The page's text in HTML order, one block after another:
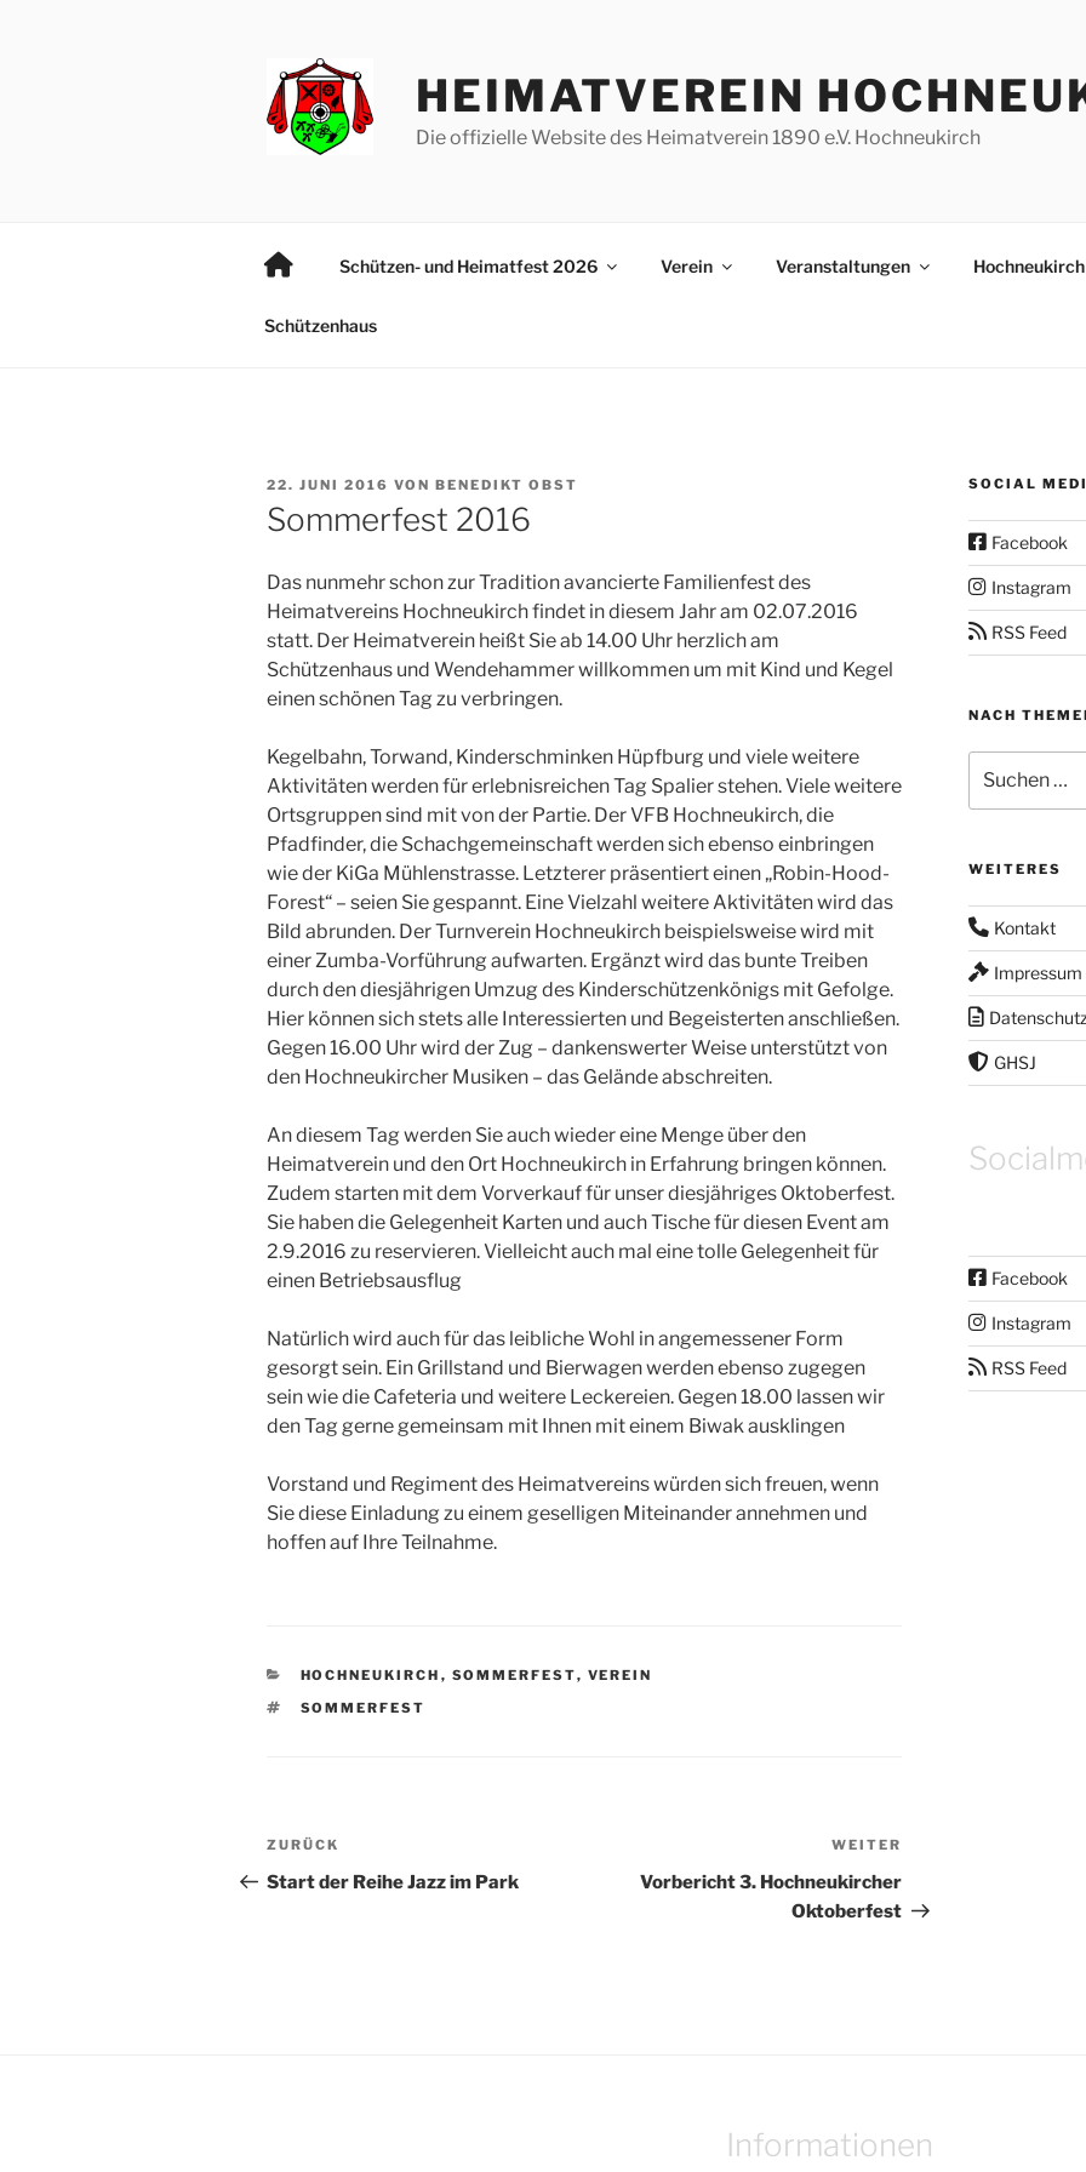
HEIMATVEREIN
Die offizielle Website des Heimatverein 1890 e.V. Hochneukirch
S
a
e
Schützen- und Heimatfest 2026 Verein Veranstaltungen Hochneukirch
Schützenhaus
VERÖFFENTLICHT
AM
22. JUNI 2016 VON BENEDIKT OBST
Sommerfest 2016
Das nunmehr schon zur Tradition avancierte Familienfest des
Heimatvereins Hochneukirch findet in diesem Jahr am 02.07.2016
statt. Der Heimatverein heißt Sie ab 14.00 Uhr herzlich am
Schützenhaus und Wendehammer willkommen um mit Kind und Kegel
einen schönen Tag zu verbringen.
Kegelbahn, Torwand, Kinderschminken Hüpfburg und viele weitere
Aktivitäten werden für erlebnisreichen Tag Spalier stehen. Viele weitere
Ortsgruppen sind mit von der Partie. Der VFB Hochneukirch, die
Pfadfinder, die Schachgemeinschaft werden sich ebenso einbringen
wie der KiGa Mühlenstrasse. Letzterer präsentiert einen „Robin-Hood-
Forest“ – seien Sie gespannt. Eine Vielzahl weitere Aktivitäten wird das
Bild abrunden. Der Turnverein Hochneukirch beispielsweise wird mit
einer Zumba-Vorführung aufwarten. Ergänzt wird das bunte Treiben
durch den diesjährigen Umzug des Kinderschützenkönigs mit Gefolge.
Hier können sich stets alle Interessierten und Begeisterten anschließen.
Gegen 16.00 Uhr wird der Zug – dankenswerter Weise unterstützt von
den Hochneukircher Musiken – das Gelände abschreiten.
An diesem Tag werden Sie auch wieder eine Menge über den
Heimatverein und den Ort Hochneukirch in Erfahrung bringen können.
Zudem starten mit dem Vorverkauf für unser diesjähriges Oktoberfest.
Sie haben die Gelegenheit Karten und auch Tische für diesen Event am
2.9.2016 zu reservieren. Vielleicht auch mal eine tolle Gelegenheit für
einen Betriebsausflug
Natürlich wird auch für das leibliche Wohl in angemessener Form
gesorgt sein. Ein Grillstand und Bierwagen werden ebenso zugegen
sein wie die Cafeteria und weitere Leckereien. Gegen 18.00 lassen wir
den Tag gerne gemeinsam mit Ihnen mit einem Biwak ausklingen
Vorstand und Regiment des Heimatvereins würden sich freuen, wenn
Sie diese Einladung zu einem geselligen Miteinander annehmen und
hoffen auf Ihre Teilnahme.
KATEGORIEN
HOCHNEUKIRCH , SOMMERFEST, VEREIN
SCHLAGWÖRTER
SOMMERFEST
Beitragsnavigation
Vorheriger
Beitrag
ZURÜCK
Start der Reihe Jazz im Park
Beitrag
WEITER
Vorbericht 3. Hochneukircher
Oktoberfest
SOCIAL
Facebook
Instagram
RSS Feed
NACH
nach:
WEITERES
Kontakt
Impressum
GHSJ
Facebook
Instagram
RSS Feed
Informationen